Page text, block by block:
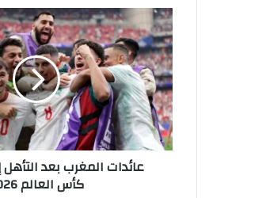
عائدات
المغرب
بعد
التأهل
إلى
ربع
نهائي
كأس
العالم
عائدات المغرب بعد
كأس العالم 2026